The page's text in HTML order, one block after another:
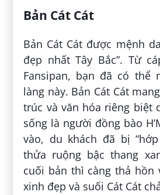
Bản Cát Cát
Bản Cát Cát được mệnh
đẹp nhất Tây Bắc”. Từ
Fansipan, bạn đã có thể
làng này. Bản Cát Cát
trúc và văn hóa riêng biệt
sống là người đồng bào
vào, du khách đã bị
thửa ruộng bậc thang
cuối bản thì càng thả hồn
xinh đẹp và suối Cát Cát